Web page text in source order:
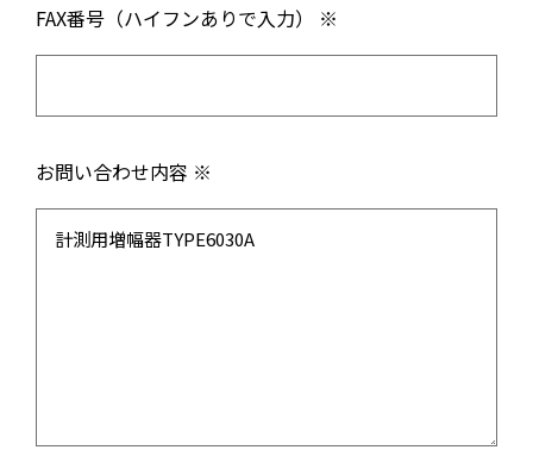
FAX番号（ハイフンありで入力） ※
お問い合わせ内容 ※